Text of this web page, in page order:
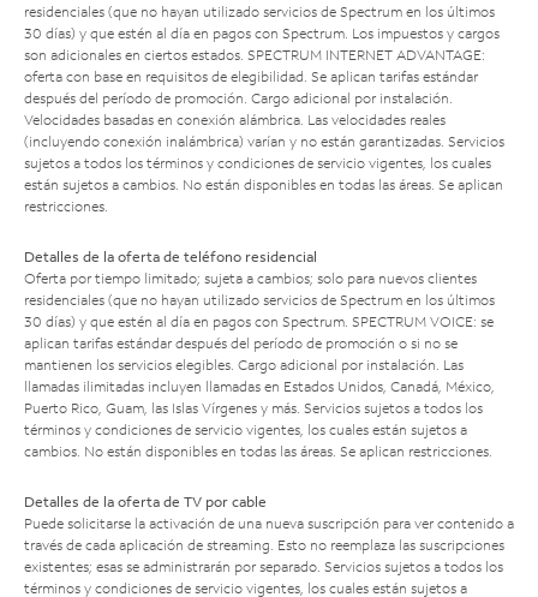
residenciales (que no hayan utilizado servicios de Spectrum en los últimos
30 días) y que estén al día en pagos con Spectrum. Los impuestos y cargos
son adicionales en ciertos estados. SPECTRUM INTERNET ADVANTAGE:
oferta con base en requisitos de elegibilidad. Se aplican tarifas estándar
después del período de promoción. Cargo adicional por instalación.
Velocidades basadas en conexión alámbrica. Las velocidades reales
(incluyendo conexión inalámbrica) varían y no están garantizadas. Servicios
sujetos a todos los términos y condiciones de servicio vigentes, los cuales
están sujetos a cambios. No están disponibles en todas las áreas. Se aplican
restricciones.
Detalles de la oferta de teléfono residencial
Oferta por tiempo limitado; sujeta a cambios; solo para nuevos clientes
residenciales (que no hayan utilizado servicios de Spectrum en los últimos
30 días) y que estén al día en pagos con Spectrum. SPECTRUM VOICE: se
aplican tarifas estándar después del período de promoción o si no se
mantienen los servicios elegibles. Cargo adicional por instalación. Las
llamadas ilimitadas incluyen llamadas en Estados Unidos, Canadá, México,
Puerto Rico, Guam, las Islas Vírgenes y más. Servicios sujetos a todos los
términos y condiciones de servicio vigentes, los cuales están sujetos a
cambios. No están disponibles en todas las áreas. Se aplican restricciones.
Detalles de la oferta de TV por cable
Puede solicitarse la activación de una nueva suscripción para ver contenido a
través de cada aplicación de streaming. Esto no reemplaza las suscripciones
existentes; esas se administrarán por separado. Servicios sujetos a todos los
términos y condiciones de servicio vigentes, los cuales están sujetos a